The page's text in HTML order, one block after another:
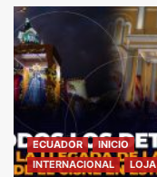
ECUADOR
INICIO
INTERNACIONAL
LOJA